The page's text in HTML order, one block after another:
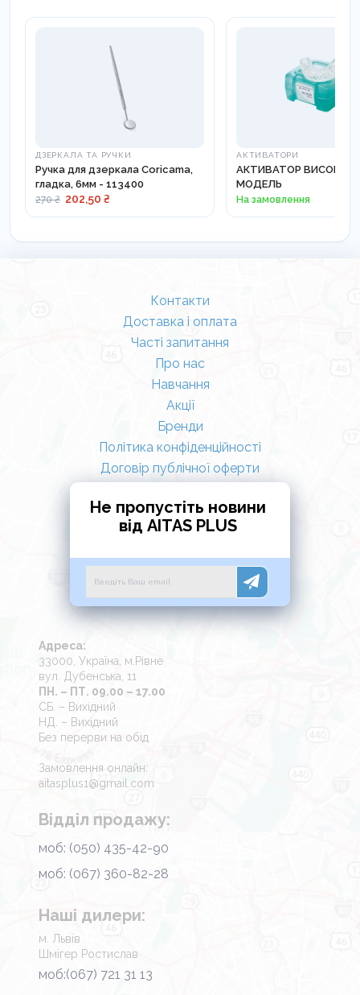
ДЗЕРКАЛА ТА РУЧКИ
Ручка для дзеркала Coricama,
гладка, 6мм - 113400
270 ₴ 202,50 ₴
АКТИВАТОРИ
АКТИВАТОР ВИСОКА
МОДЕЛЬ
На замовлення
Контакти
Доставка і оплата
Часті запитання
Про нас
Навчання
Акції
Бренди
Політика конфіденційності
Договір публічної оферти
Не пропустіть новини
від AITAS PLUS
Адреса:
33000, Україна, м.Рівне
вул. Дубенська, 11
ПН. – ПТ. 09.00 – 17.00
СБ. – Вихідний
НД. – Вихідний
Без перерви на обід
Замовлення онлайн:
aitasplus1@gmail.com
Відділ продажу:
моб: (050) 435-42-90
моб: (067) 360-82-28
Наші дилери:
м. Львів
Шмігер Ростислав
моб:(067) 721 31 13